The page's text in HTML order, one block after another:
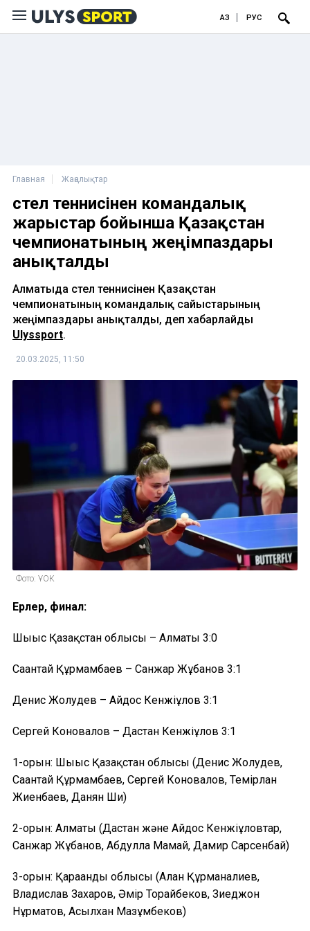
ҚАЗ РУС
Главная Жаңалықтар
Үстел теннисінен командалық
жарыстар бойынша Қазақстан
чемпионатының жеңімпаздары
анықталды
Алматыда үстел теннисінен Қазақстан
чемпионатының командалық сайыстарының
жеңімпаздары анықталды, деп хабарлайды
Ulyssport.
20.03.2025, 11:50
Фото: ҰОК
Ерлер, финал:
Шығыс Қазақстан облысы – Алматы 3:0
Сағантай Құрмамбаев – Санжар Жұбанов 3:1
Денис Жолудев – Айдос Кенжіғұлов 3:1
Сергей Коновалов – Дастан Кенжіғұлов 3:1
1-орын: Шығыс Қазақстан облысы (Денис Жолудев,
Сағантай Құрмамбаев, Сергей Коновалов, Темірлан
Жиенбаев, Данян Ши)
2-орын: Алматы (Дастан және Айдос Кенжіғұловтар,
Санжар Жұбанов, Абдулла Мамай, Дамир Сарсенбай)
3-орын: Қарағанды облысы (Алан Құрманғалиев,
Владислав Захаров, Әмір Торғайбеков, Зиеджон
Нұрматов, Асылхан Мағзұмбеков)